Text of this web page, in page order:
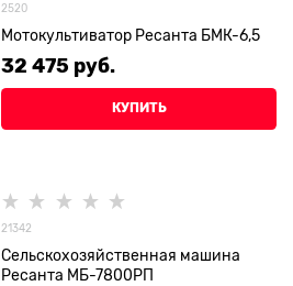
2520
Мотокультиватор Ресанта БМК-6,5
32 475 руб.
КУПИТЬ
21342
Сельскохозяйственная машина
Ресанта МБ-7800РП